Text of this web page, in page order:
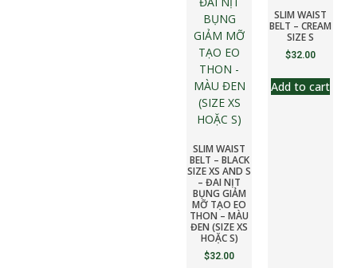
SLIM WAIST
BELT – BLACK
SIZE XS AND S
– ĐAI NỊT
BỤNG GIẢM
MỠ TẠO EO
THON – MÀU
ĐEN (SIZE XS
HOẶC S)
$32.00
SLIM WAIST
BELT – CREAM
SIZE S
$32.00
Add to cart